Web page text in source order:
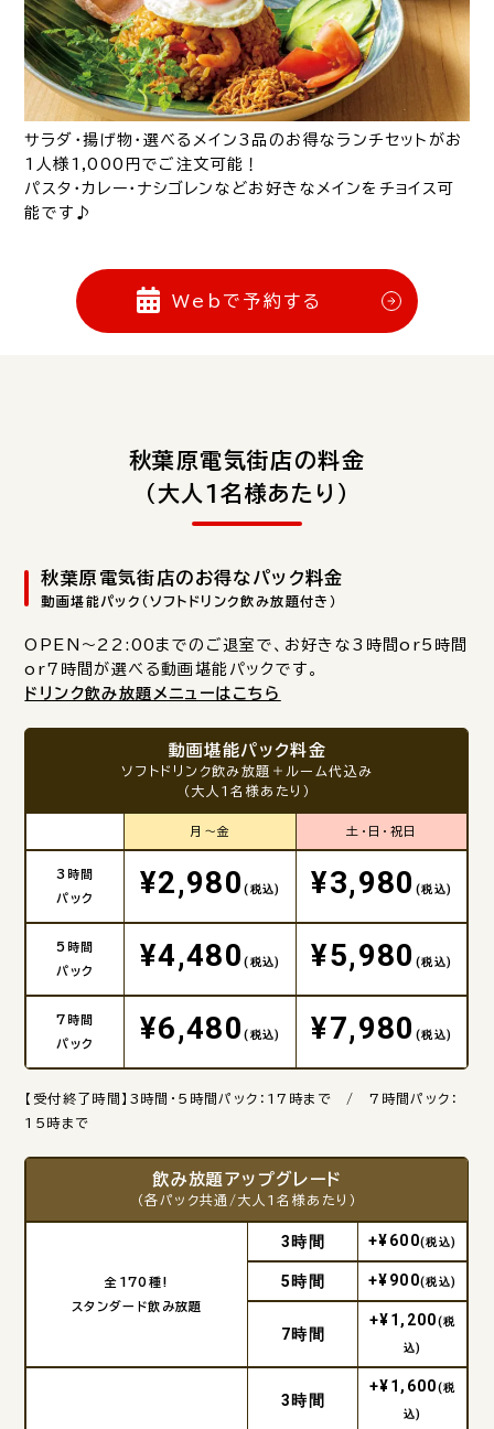
サラダ・揚げ物・選べるメイン3品のお得なランチセットがお
1人様1,000円でご注文可能！
パスタ・カレー・ナシゴレンなどお好きなメインをチョイス可
能です♪
Webで予約する
秋葉原電気街店の料金
（大人1名様あたり）
秋葉原電気街店のお得なパック料金
動画堪能パック（ソフトドリンク飲み放題付き）
OPEN～22:00までのご退室で、お好きな3時間or5時間
or7時間が選べる動画堪能パックです。
ドリンク飲み放題メニューはこちら
動画堪能パック料金
ソフトドリンク飲み放題＋ルーム代込み
（大人1名様あたり）
月～金 土・日・祝日
3時間
パック
¥2,980(税込) ¥3,980 (税込)
5時間
パック
¥4,480(税込) ¥5,980 (税込)
7時間
パック
¥6,480(税込) ¥7,980 (税込)
【受付終了時間】3時間・5時間パック：17時まで / 7時間パック：
15時まで
飲み放題アップグレード
（各パック共通/大人1名様あたり）
全170種!
スタンダード飲み放題
3時間 +¥600(税込)
5時間 +¥900(税込)
7時間
+¥1,200(税
込)
3時間
+¥1,600(税
込)